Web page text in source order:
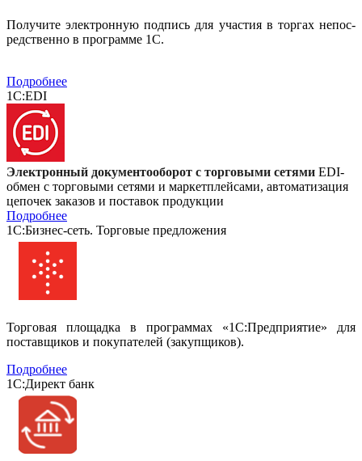
Получите электронную подпись для участия в торгах непос-
редственно в программе 1С.
Подробнее
1С:EDI
Электронный документооборот с торговыми сетями EDI-
обмен с торговыми сетями и маркетплейсами, автоматизация
цепочек заказов и поставок продукции
Подробнее
1С:Бизнес-сеть. Торговые предложения
Торговая площадка в программах «1С:Предприятие» для
поставщиков и покупателей (закупщиков).
Подробнее
1С:Директ банк